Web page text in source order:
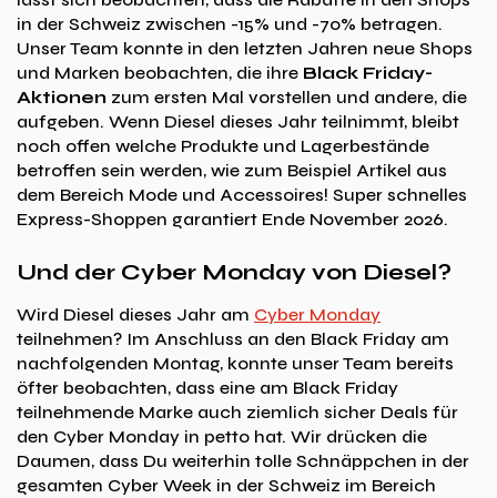
in der Schweiz zwischen -15% und -70% betragen.
Unser Team konnte in den letzten Jahren neue Shops
und Marken beobachten, die ihre Black Friday-
Aktionen zum ersten Mal vorstellen und andere, die
aufgeben. Wenn Diesel dieses Jahr teilnimmt, bleibt
noch offen welche Produkte und Lagerbestände
betroffen sein werden, wie zum Beispiel Artikel aus
dem Bereich Mode und Accessoires! Super schnelles
Express-Shoppen garantiert Ende November 2026.
Und der Cyber Monday von Diesel?
Wird Diesel dieses Jahr am Cyber Monday
teilnehmen? Im Anschluss an den Black Friday am
nachfolgenden Montag, konnte unser Team bereits
öfter beobachten, dass eine am Black Friday
teilnehmende Marke auch ziemlich sicher Deals für
den Cyber Monday in petto hat. Wir drücken die
Daumen, dass Du weiterhin tolle Schnäppchen in der
gesamten Cyber Week in der Schweiz im Bereich